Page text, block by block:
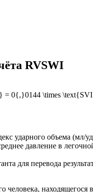
RVSWI
= 0{,}0144 \times
ударного объема (мл/
давление в
для перевода
человека, находящегося